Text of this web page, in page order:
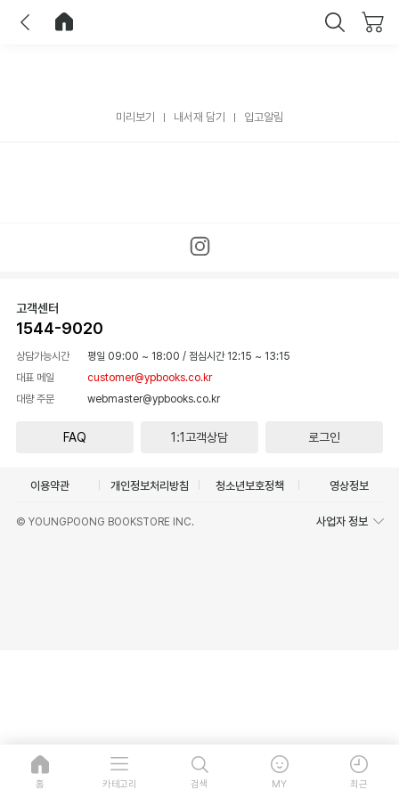
미리보기 내서재 담기 입고알림
고객센터
1544-9020
상담가능시간 평일 09:00 ~ 18:00 / 점심시간 12:15 ~ 13:15
대표 메일
customer@ypbooks.co.kr
대량 주문
webmaster@ypbooks.co.kr
FAQ 1:1고객상담 로그인
이용약관 개인정보처리방침 청소년보호정책 영상정보
© YOUNGPOONG BOOKSTORE INC. 사업자 정보
홈 카테고리 검색 MY 최근